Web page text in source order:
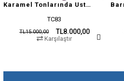
Karamel Tonlarında Usta İşçilikli Tesbih
TC83
TL8.000,00
TL15.000,00
Karşılaştır